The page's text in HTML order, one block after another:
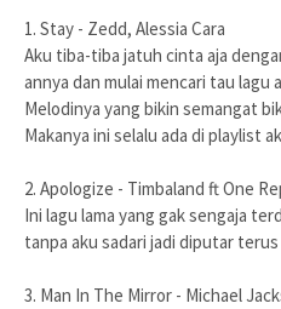
1. Stay - Zedd, Alessia Cara
Aku tiba-tiba jatuh cinta aja
annya dan mulai mencari tau lagu
Melodinya yang bikin semangat
Makanya ini selalu ada di playlist
2. Apologize - Timbaland ft One
Ini lagu lama yang gak sengaja
tanpa aku sadari jadi diputar
3. Man In The Mirror - Michael